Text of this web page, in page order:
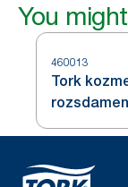
You
460013
Tork